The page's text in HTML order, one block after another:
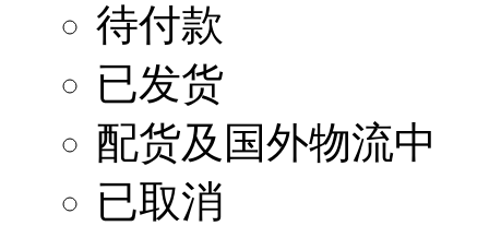
待付款
已发货
配货及国外物流中
已取消